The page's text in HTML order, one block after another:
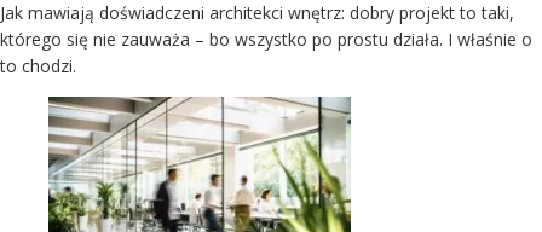
Jak mawiają doświadczeni architekci wnętrz: dobry projekt to taki,
którego się nie zauważa – bo wszystko po prostu działa. I właśnie o
to chodzi.